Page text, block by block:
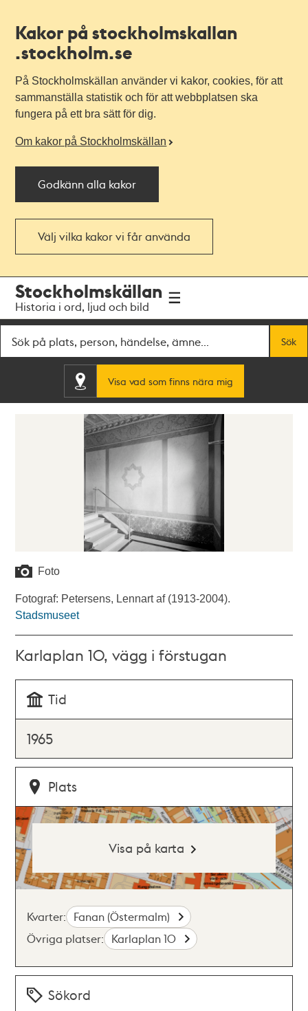
Kakor på stockholmskallan
.stockholm.se
På Stockholmskällan använder vi kakor, cookies, för att
sammanställa statistik och för att webbplatsen ska
fungera på ett bra sätt för dig.
Om kakor på Stockholmskällan
Godkänn alla kakor
Välj vilka kakor vi får använda
navigationen
huvudinnehållet
Stockholmskällan
Historia i ord, ljud och bild
Sök
Visa vad som finns nära mig
Foto
Fotograf: Petersens, Lennart af (1913-2004).
Stadsmuseet
Karlaplan 10, vägg i förstugan
Tid
1965
Plats
Visa på karta
Kvarter: Fanan (Östermalm)
Övriga platser: Karlaplan 10
Sökord